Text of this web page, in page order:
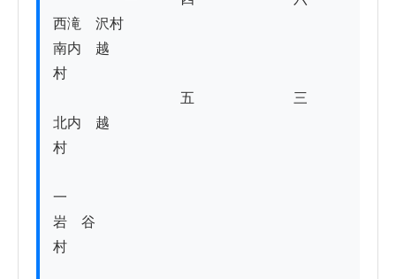
西滝　沢村
南内　越
村
五　　　　　　　三
北内　越
村
一
岩　谷
村